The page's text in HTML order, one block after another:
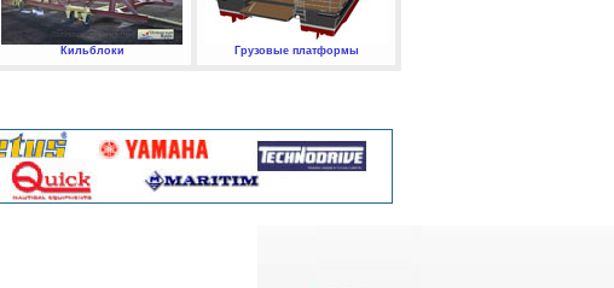
Кильблоки Грузовые платформы